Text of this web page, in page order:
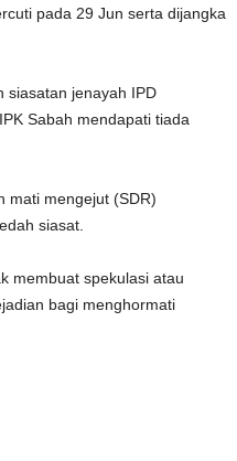
pada 29 Jun serta dijangka
siasatan jenayah IPD
Sabah mendapati tiada
mati mengejut (SDR)
siasat.
membuat spekulasi atau
bagi menghormati